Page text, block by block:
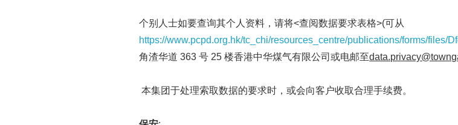
个别人士如要查询其个人资料，请将<查阅数据要求表格>(可从
https://www.pcpd.org.hk/tc_chi/resources_centre/publications/forms/files/
角渣华道 363 号 25 楼香港中华煤气有限公司或电邮至
本集团于处理索取数据的要求时，或会向客户收取合理手续费。